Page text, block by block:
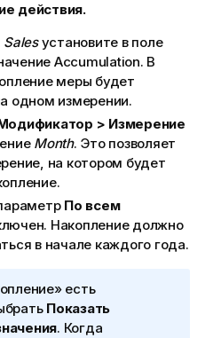
действия.
Salesустановите в поле
Accumulation. В
меры будет
одном измерении.
> Измерение
Month. Это позволяет
на котором будет
По всем
Накопление должно
в начале каждого года.
есть
Показать
. Когда